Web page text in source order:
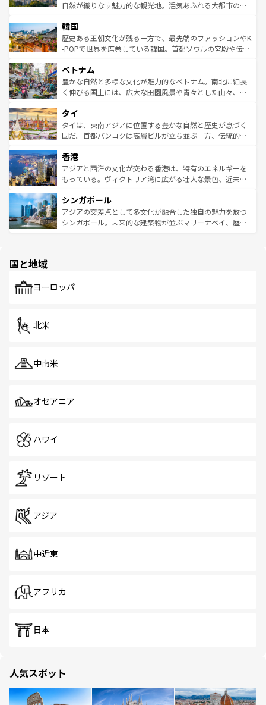
っている。訪れるたびに新しい発見と感動が待っているハ
はコンテンツ一覧
ど、見どころがたくさん。また、カフェやワイン、オージ
いる。アクティビティも充実しており、サーフィンやダイ
ビング、ハイキングなど、アウトドア好きにはたまらな
い。オーストラリアの多彩な魅力を存分に味わいつくそ
参照してほしい。
自然が織りなす魅力的な観光地。活気あふれる大都市の台
ン）、静ひつな山岳地帯である台湾東部など、都市の喧騒
と山間の静けさが共存しており、訪れる人に新しい発見と
驚きをもたらしてくれる。また、奥深い台湾の食文化も魅
容にもいいと評判のスイーツなど、バラエティ豊かな料理
が味わえる。 なお、新着の台湾情報は コンテンツ一覧を参
照してほしい。
韓国
歴史ある王朝文化が残る一方で、最先端のファッションやK
-POPで世界を席巻している韓国。首都ソウルの宮殿や伝統
き、地方に足を延ばせば四季折々の自然美を楽しむことが
できる。そして、キムチや焼肉、絶品のストリートフード
まで、さまざまな韓国料理が待っている。夜には、韓国な
リティに包まれながら、韓国の多彩な魅力を心ゆくまで味
わってみてほしい。 なお、新着の韓国情報はコンテンツ一
覧を参照してほしい。
ベトナム
豊かな自然と多様な文化が魅力的なベトナム。南北に細長
く伸びる国土には、広大な田園風景や青々とした山々、世
急速な発展と共に伝統が息づく。ハノイの古い町並みやホ
ーチミン市のフランス統治時代の建物も、独特の雰囲気を
醸し出している。また、バラエティの豊かさとおいしさで
とつ。フォーやバインミー、ベトナムコーヒーなどは、ぜ
ひ現地で味わいたい。どの地域を訪れてもあたたかい人々
が旅行者を迎えてくれるので、きっと忘れられない旅にな
参照してほしい。
タイ
タイは、東南アジアに位置する豊かな自然と歴史が息づく
国だ。首都バンコクは高層ビルが立ち並ぶ一方、伝統的な
の活気が交差している。北部ではチェンマイなどの山岳地
帯で自然と触れ合い、南部ではプーケットやクラビの美し
いビーチでリゾート気分を楽しむことができる。タイ料理
激する。気候は一年中温暖で、どの季節にも異なる楽しみ
が待っている。親しみやすいタイの人々、仏教を中心とし
た文化、そして多様な観光資源が、訪れる旅人を魅了し続
香港
アジアと西洋の文化が交わる香港は、特有のエネルギーを
もっている。ヴィクトリア湾に広がる壮大な景色、近未来
み、どこを訪れても感動するはず。観光スポットが密集し
ており、効率よく見どころを回れるのも魅力。息をのむよ
うな絶景から文化的な体験まで、香港を存分に楽しみ尽く
シンガポール
アジアの交差点として多文化が融合した独自の魅力を放つ
シンガポール。未来的な建築物が並ぶマリーナベイ、歴史
で、ホーカーズは地元の風情を楽しめる外せないスポット
国と地域
ヨーロッパ
北米
中南米
オセアニア
ハワイ
リゾート
アジア
中近東
アフリカ
日本
人気スポット